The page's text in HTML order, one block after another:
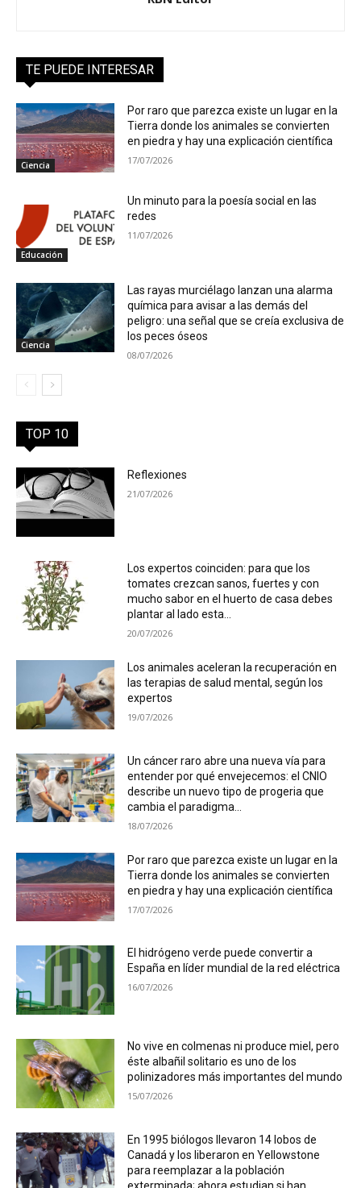
TE PUEDE INTERESAR
Ciencia
Por raro que parezca existe un lugar en la
Tierra donde los animales se convierten
en piedra y hay una explicación científica
17/07/2026
Educación
Un minuto para la poesía social en las
redes
11/07/2026
Ciencia
Las rayas murciélago lanzan una alarma
química para avisar a las demás del
peligro: una señal que se creía exclusiva de
los peces óseos
08/07/2026
TOP 10
Reflexiones
21/07/2026
Los expertos coinciden: para que los
tomates crezcan sanos, fuertes y con
mucho sabor en el huerto de casa debes
plantar al lado esta...
20/07/2026
Los animales aceleran la recuperación en
las terapias de salud mental, según los
expertos
19/07/2026
Un cáncer raro abre una nueva vía para
entender por qué envejecemos: el CNIO
describe un nuevo tipo de progeria que
cambia el paradigma...
18/07/2026
Por raro que parezca existe un lugar en la
Tierra donde los animales se convierten
en piedra y hay una explicación científica
17/07/2026
El hidrógeno verde puede convertir a
España en líder mundial de la red eléctrica
16/07/2026
No vive en colmenas ni produce miel, pero
éste albañil solitario es uno de los
polinizadores más importantes del mundo
15/07/2026
En 1995 biólogos llevaron 14 lobos de
Canadá y los liberaron en Yellowstone
para reemplazar a la población
exterminada; ahora estudian si han